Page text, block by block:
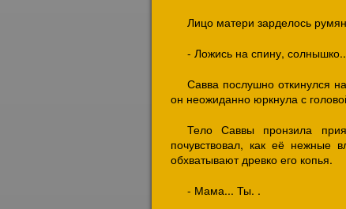
Лицо матери зарделось
- Ложись на спину,
Савва послушно откинулся
он неожиданно юркнула с
Тело Саввы пронзила
почувствовал, как её нежные
обхватывают древко его копья.
- Мама... Ты. .